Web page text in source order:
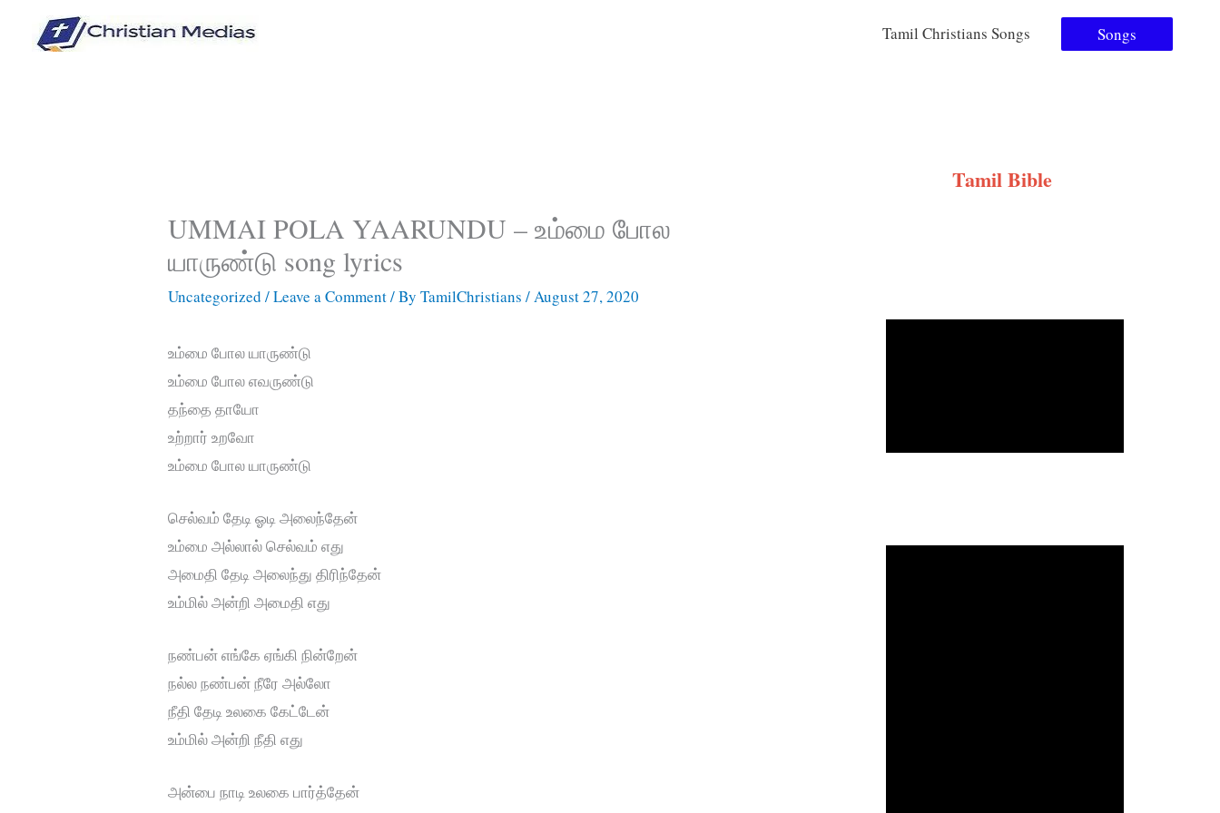
Tamil Christians Songs Songs
UMMAI POLA YAARUNDU – உம்மை போல
யாருண்டு song lyrics
Uncategorized /Leave a Comment/ ByTamilChristians/August 27, 2020
உம்மை போல யாருண்டு
உம்மை போல எவருண்டு
தந்தை தாயோ
உற்றார் உறவோ
உம்மை போல யாருண்டு
செல்வம் தேடி ஓடி அலைந்தேன்
உம்மை அல்லால் செல்வம் எது
அமைதி தேடி அலைந்து திரிந்தேன்
உம்மில் அன்றி அமைதி எது
நண்பன் எங்கே ஏங்கி நின்றேன்
நல்ல நண்பன் நீரே அல்லோ
நீதி தேடி உலகை கேட்டேன்
உம்மில் அன்றி நீதி எது
அன்பை நாடி உலகை பார்த்தேன்
Tamil Bible